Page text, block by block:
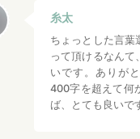
糸太
ちょっとした言葉
って頂けるなんて
いです。ありが
400字を超えて何
ば、とても良いで